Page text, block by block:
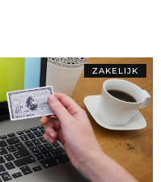
ZAKELIJK